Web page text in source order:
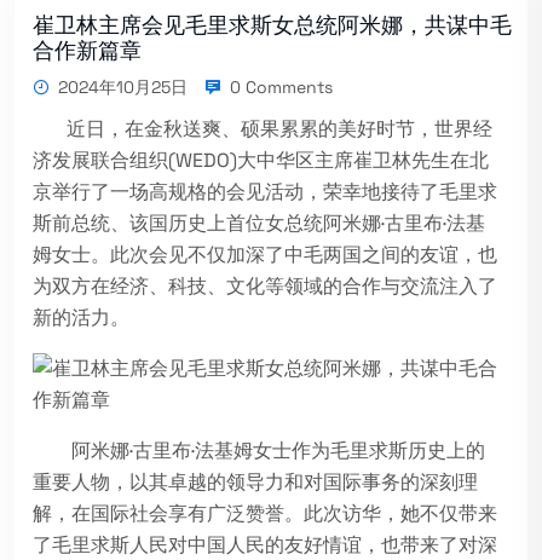
崔卫林主席会见毛里求斯女总统阿米娜，共谋中毛
合作新篇章
2024年10月25日 0 Comments
近日，在金秋送爽、硕果累累的美好时节，世界经
济发展联合组织(WEDO)大中华区主席崔卫林先生在北
京举行了一场高规格的会见活动，荣幸地接待了毛里求
斯前总统、该国历史上首位女总统阿米娜·古里布·法基
姆女士。此次会见不仅加深了中毛两国之间的友谊，也
为双方在经济、科技、文化等领域的合作与交流注入了
新的活力。
阿米娜·古里布·法基姆女士作为毛里求斯历史上的
重要人物，以其卓越的领导力和对国际事务的深刻理
解，在国际社会享有广泛赞誉。此次访华，她不仅带来
了毛里求斯人民对中国人民的友好情谊，也带来了对深